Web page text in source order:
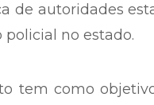
de autoridades
policial no estado.
tem como